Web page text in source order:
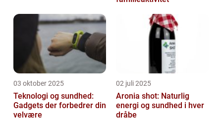
03 oktober 2025
Teknologi og sundhed:
Gadgets der forbedrer din
velvære
02 juli 2025
Aronia shot: Naturlig
energi og sundhed i hver
dråbe